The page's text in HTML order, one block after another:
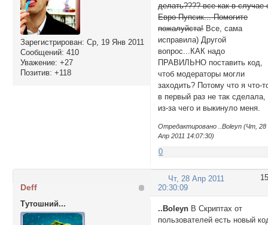
Зарегистрирован: Ср, 19 Янв 2011
Сообщений: 410
Уважение: +27
Позитив: +118
делать???? все как в случае
Евро Пупсик... Помогите
пожалуйста!Все, сама
исправила) Другой
вопрос...КАК надо
ПРАВИЛЬНО поставить код,
чтоб модераторы могли
заходить? Потому что я что-
в первый раз не так сделала,
из-за чего и выкинуло меня.
Отредактировано ..Boleyn (Чт, 28
Апр 2011 14:07:30)
0
15
Чт, 28 Апр 2011
20:30:09
Deff
Тутошний...
..Boleyn В Скриптах от
пользователей есть новый